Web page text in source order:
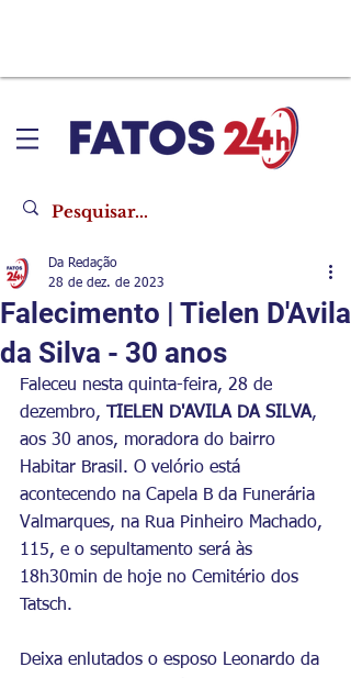
Falecimento | Tielen D'Avila
da Silva - 30 anos
Da Redação
28 de dez. de 2023
Faleceu nesta quinta-feira, 28 de
dezembro,
TIELEN D'AVILA DA SILVA,
aos 30 anos, moradora do bairro
Habitar Brasil. O velório está
acontecendo na Capela B da Funerária
Valmarques, na Rua Pinheiro Machado,
115, e o sepultamento será às
18h30min de hoje no Cemitério dos
Tatsch.
Deixa enlutados o esposo Leonardo da